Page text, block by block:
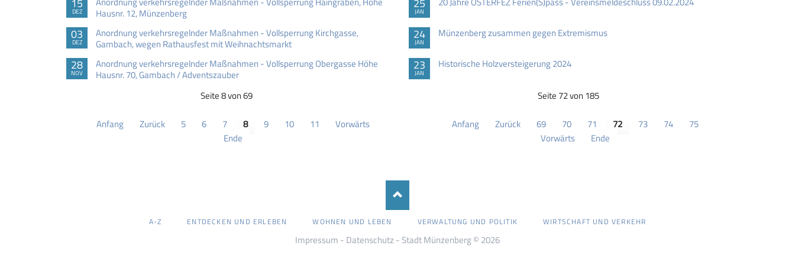
DEZ
Hausnr. 12, Münzenberg
03
DEZ
Anordnung verkehrsregelnder Maßnahmen - Vollsperrung Kirchgasse,
Gambach, wegen Rathausfest mit Weihnachtsmarkt
28
NOV
Anordnung verkehrsregelnder Maßnahmen - Vollsperrung Obergasse Höhe
Hausnr. 70, Gambach / Adventszauber
Seite 8 von 69
Anfang Zurück 5 6 7 8 9 10 11
Vorwärts
Ende
JAN
24
JAN
Münzenberg zusammen gegen Extremismus
23
JAN
Historische Holzversteigerung 2024
Seite 72 von 185
Anfang Zurück 69 70 71 72 73 74
75
Vorwärts
Ende
ÜBERSPRINGEN
A-Z ENTDECKEN UND ERLEBEN WOHNEN UND LEBEN VERWALTUNG UND POLITIK WIRTSCHAFT UND VERKEHR
Impressum - Datenschutz - Stadt Münzenberg © 2026